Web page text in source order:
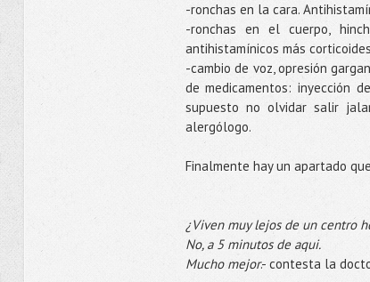
-ronchas en la cara.
-ronchas en el cuerpo,
antihistamínicos más
-cambio de voz, opresión
de medicamentos: inyección
supuesto no olvidar salir
alergólogo.
Finalmente hay un apartado
¿Viven muy lejos de un centro
No, a 5 minutos de aqui.
Mucho mejor.- contesta la